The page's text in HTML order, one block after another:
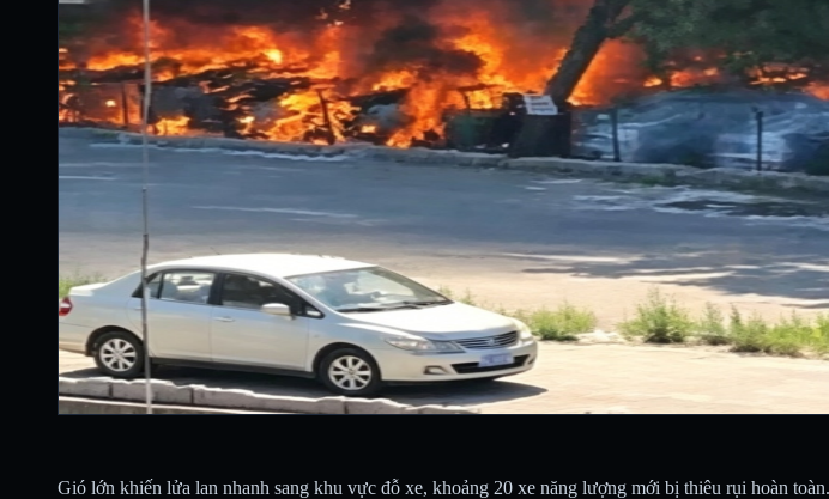
Gió lớn khiến lửa lan nhanh sang khu vực đỗ xe, khoảng 20 xe năng lượng mới bị thiêu rụi hoàn